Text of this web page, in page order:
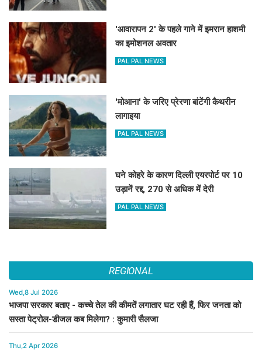
'आवारापन 2' के पहले गाने में इमरान हाशमी
का इमोशनल अवतार
PAL PAL NEWS
'मोआना' के जरिए प्रेरणा बांटेंगी कैथरीन
लागाइया
PAL PAL NEWS
घने कोहरे के कारण दिल्ली एयरपोर्ट पर 10
उड़ानें रद्द, 270 से अधिक में देरी
PAL PAL NEWS
REGIONAL
Wed,8 Jul 2026
भाजपा सरकार बताए - कच्चे तेल की कीमतें लगातार घट रही हैं, फिर जनता को
सस्ता पेट्रोल-डीजल कब मिलेगा? : कुमारी सैलजा
Thu,2 Apr 2026